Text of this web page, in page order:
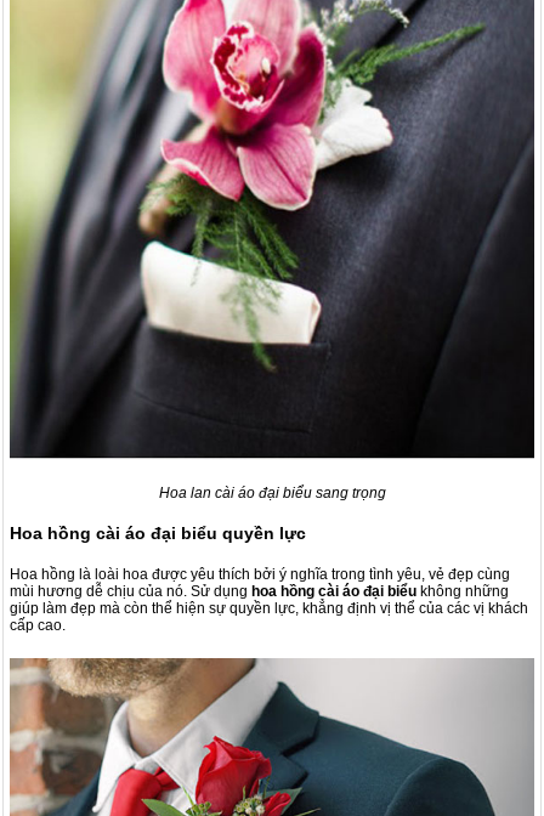
Hoa lan cài áo đại biểu sang trọng
Hoa hồng cài áo đại biểu quyền lực
Hoa hồng là loài hoa được yêu thích bởi ý nghĩa trong tình yêu, vẻ đẹp cùng
mùi hương dễ chịu của nó. Sử dụng hoa hồng cài áo đại biểu không những
giúp làm đẹp mà còn thể hiện sự quyền lực, khẳng định vị thể của các vị khách
cấp cao.